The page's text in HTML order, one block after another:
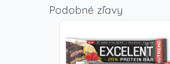
Podobné zľavy